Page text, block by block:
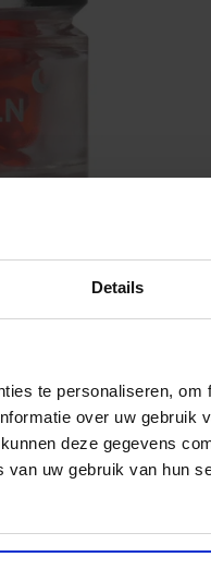
Details
te personaliseren,
over uw gebruik
deze gegevens
uw gebruik van hun